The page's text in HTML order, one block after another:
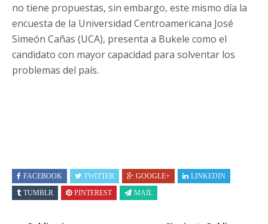
no tiene propuestas, sin embargo, este mismo día la
encuesta de la Universidad Centroamericana José
Simeón Cañas (UCA), presenta a Bukele como el
candidato con mayor capacidad para solventar los
problemas del país.
FACEBOOK TWITTER GOOGLE+
LINKEDIN
TUMBLR
PINTEREST MAIL